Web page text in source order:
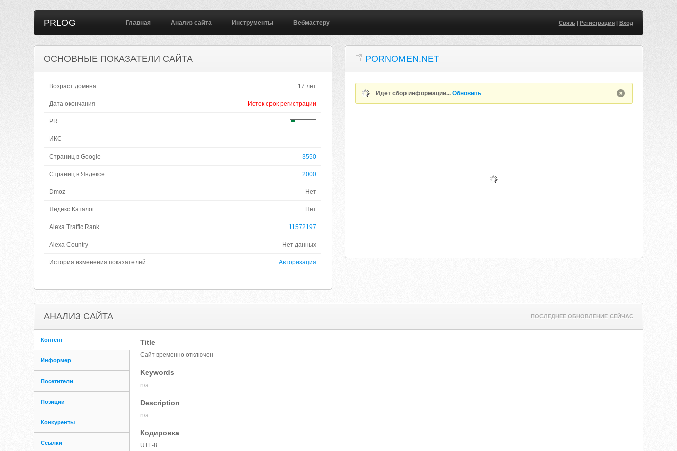
PRLOG Главная Анализ сайта Инструменты Вебмастеру Связь| Регистрация| Вход
ОСНОВНЫЕ ПОКАЗАТЕЛИ САЙТА
Возраст домена 17 лет
Дата окончания Истек срок регистрации
PR
ИКС
Страниц в Google 3550
Страниц в Яндексе 2000
Dmoz Нет
Яндекс Каталог Нет
Alexa Traffic Rank 11572197
Alexa Country Нет данных
История изменения показателей Авторизация
PORNOMEN.NET
Идет сбор информации...Обновить
АНАЛИЗ САЙТА ПОСЛЕДНЕЕ ОБНОВЛЕНИЕ СЕЙЧАС
Контент
Информер
Посетители
Позиции
Конкуренты
Ссылки
Title
Сайт временно отключен
Keywords
n/a
Description
n/a
Кодировка
UTF-8